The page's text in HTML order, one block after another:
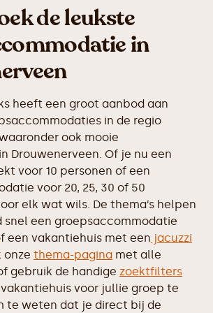
de leukste
in
heeft een groot aanbod aan
in de regio
ook mooie
Drouwenerveen. Of je nu een
voor 10 personen of een
voor 20, 25, 30 of 50
elk wat wils. De thema’s helpen
een groepsaccommodatie
een vakantiehuis met een jacuzzi
onze thema-pagina met alle
gebruik de handige zoektfilters
voor jullie groep te
te weten dat je direct bij de